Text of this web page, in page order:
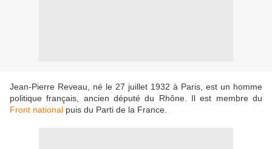
Jean-Pierre Reveau, né le 27 juillet 1932 à Paris, est un homme
politique français, ancien député du Rhône. Il est membre du
Front national puis du Parti de la France.